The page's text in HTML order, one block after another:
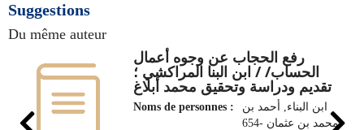
Suggestions
Du même auteur
رفع الحجاب عن وجوه أعمال
الحساب‏/ / ‏ابن البنا المراكشي‏ ؛
‏تقديم ودراسة وتحقيق‏ محمد أبلاغ
Noms de personnes :
ابن البناء‏, ‏أحمد بن
محمد بن عثمان‏ ‏654-